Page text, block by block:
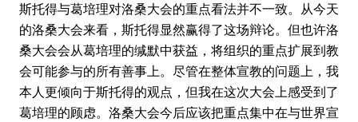
斯托得与葛培理对洛桑大会的重点看法并不一致。从今天
的洛桑大会来看，斯托得显然赢得了这场辩论。但也许洛
桑大会会从葛培理的缄默中获益，将组织的重点扩展到教
会可能参与的所有善事上。尽管在整体宣教的问题上，我
本人更倾向于斯托得的观点，但我在这次大会上感受到了
葛培理的顾虑。洛桑大会今后应该把重点集中在与世界宣